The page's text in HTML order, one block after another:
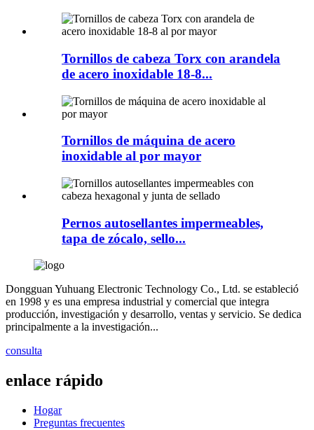
Tornillos de cabeza Torx con arandela
de acero inoxidable 18-8...
Tornillos de máquina de acero
inoxidable al por mayor
Pernos autosellantes impermeables,
tapa de zócalo, sello...
Dongguan Yuhuang Electronic Technology Co., Ltd. se estableció
en 1998 y es una empresa industrial y comercial que integra
producción, investigación y desarrollo, ventas y servicio. Se dedica
principalmente a la investigación...
consulta
enlace rápido
Hogar
Preguntas frecuentes